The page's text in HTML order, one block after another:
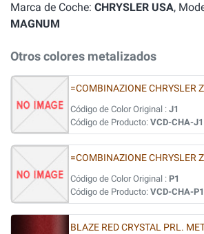
Marca de Coche: CHRYSLER USA,
MAGNUM
Otros colores metalizados
=COMBINAZIONE CHRYSLER
Código de Color Original : J1
Código de Producto: VCD-CHA-J1
=COMBINAZIONE CHRYSLER
Código de Color Original : P1
Código de Producto: VCD-CHA-P1
BLAZE RED CRYSTAL PRL.